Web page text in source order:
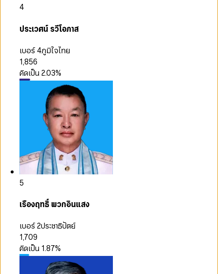
4
ประเวศน์ รวีโอภาส
เบอร์ 4ภูมิใจไทย
1,856
คิดเป็น2.03%
5
เรืองฤทธิ์ พวกอินแสง
เบอร์ 2ประชาธิปัตย์
1,709
คิดเป็น 1.87%